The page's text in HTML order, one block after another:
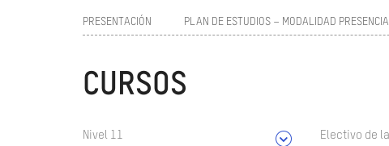
PRESENTACIÓN PLAN DE ESTUDIOS – MODALIDAD
CURSOS
Nivel 11 Electivo de